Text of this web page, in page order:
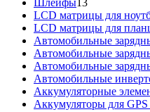
Шлейфы13
товаров
LCD матрицы для
LCD матрицы для
Автомобильные
Автомобильные
Автомобильные
Автомобильные
Аккумуляторные
Аккумуляторы для GPS